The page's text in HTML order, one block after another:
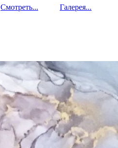
Смотреть... Галерея...